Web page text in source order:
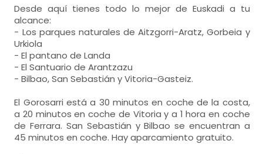
Desde aquí tienes todo lo mejor de Euskadi a tu
alcance:
- Los parques naturales de Aitzgorri-Aratz, Gorbeia y
Urkiola
- El pantano de Landa
- El Santuario de Arantzazu
- Bilbao, San Sebastián y Vitoria-Gasteiz.
El Gorosarri está a 30 minutos en coche de la costa,
a 20 minutos en coche de Vitoria y a 1 hora en coche
de Ferrara. San Sebastián y Bilbao se encuentran a
45 minutos en coche. Hay aparcamiento gratuito.